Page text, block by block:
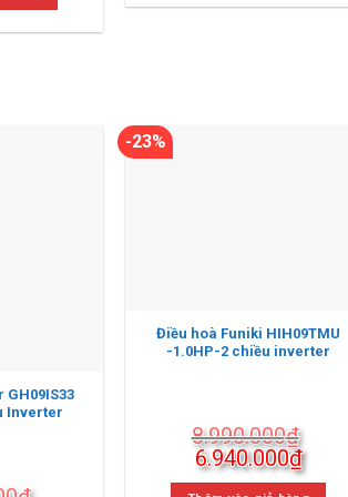
là:
6.540.000₫.
Inverter
-23%
Điều hoà Funiki HIH09TMU
-1.0HP-2 chiều inverter
8.990.000₫
Giá
gốc
6.940.000₫Giá
hiện